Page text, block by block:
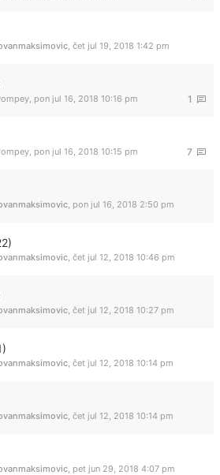
, čet jul 19, 2018 1:42 pm
1
, pon jul 16, 2018 10:16 pm
7
, pon jul 16, 2018 10:15 pm
, pon jul 16, 2018 2:50 pm
, čet jul 12, 2018 10:46 pm
, čet jul 12, 2018 10:27 pm
, čet jul 12, 2018 10:14 pm
, čet jul 12, 2018 10:14 pm
, pet jun 29, 2018 4:07 pm